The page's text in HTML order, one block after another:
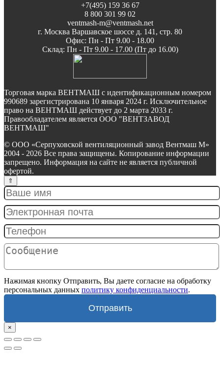
+7(495) 159 36 67
8 800 301 99 02
ventmash-m@ventmash.net
г. Москва Варшавское шоссе д. 141, стр. 80
Офис: Пн - Пт 9.00 - 18.00
Склад: Пн - Пт 9.00 - 17.00 (Пт до 16.00)
Торговая марка ВЕНТМАШ с идентификационным номером
990689 зарегистрирована 10 января 2024 г. Исключительное
право на ВЕНТМАШ действует до 2 марта 2033 г.
Правообладателем является ООО "ВЕНТЗАВОД
ВЕНТМАШ"
© ООО «Серпуховской вентиляционный завод Вентмаш М»
2004 - 2026 Все права защищены. Копирование информации
запрещено. Информация на сайте не является публичной
офертой.
Нажимая кнопку Отправить, Вы даете согласие на обработку
персональных данных политику конфиденциальности.
Отправить
×